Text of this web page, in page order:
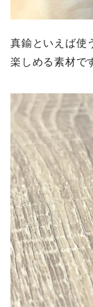
真鍮といえば使
楽しめる素材で